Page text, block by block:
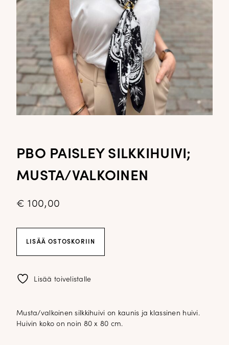
PBO PAISLEY SILKKIHUIVI;
MUSTA/VALKOINEN
€ 100,00
paisley
silkkihuivi;
määrä
LISÄÄ OSTOSKORIIN
Lisää toivelistalle
Musta/valkoinen silkkihuivi on kaunis ja klassinen huivi.
Huivin koko on noin 80 x 80 cm.